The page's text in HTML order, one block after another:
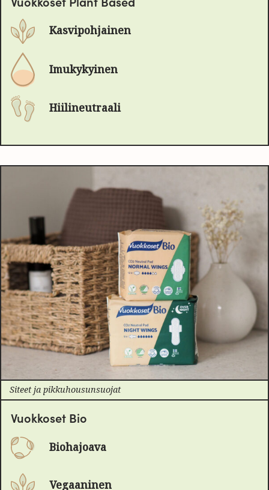
Kasvipohjainen
Imukykyinen
Hiilineutraali
Siteet ja pikkuhousunsuojat
Vuokkoset Bio
Biohajoava
Vegaaninen